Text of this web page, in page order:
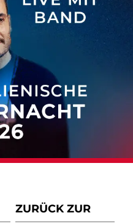
ZURÜCK ZUR